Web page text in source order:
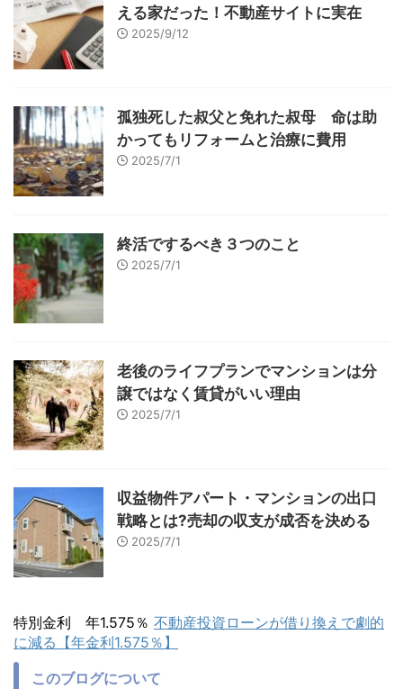
える家だった！不動産サイトに実在
2025/9/12
孤独死した叔父と免れた叔母 命は助
かってもリフォームと治療に費用
2025/7/1
終活でするべき３つのこと
2025/7/1
老後のライフプランでマンションは分
譲ではなく賃貸がいい理由
2025/7/1
収益物件アパート・マンションの出口
戦略とは?売却の収支が成否を決める
2025/7/1
特別金利 年1.575％ 不動産投資ローンが借り換えで劇的
に減る【年金利1.575％】
このブログについて